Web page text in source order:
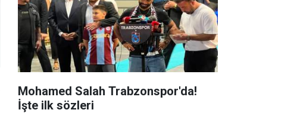
Mohamed Salah Trabzonspor'da!
İşte ilk sözleri